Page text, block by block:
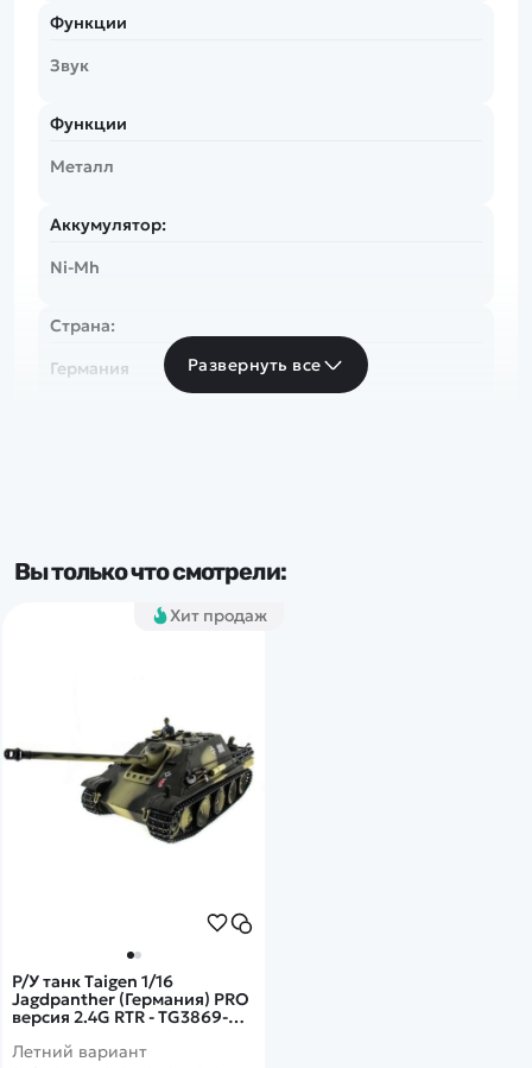
Функции
Звук
Функции
Металл
Аккумулятор:
Ni-Mh
Страна:
Германия
Развернуть все
Вы только что смотрели:
Хит продаж
Р/У танк Taigen 1/16
Jagdpanther (Германия) PRO
версия 2.4G RTR - TG3869-
Летний вариант